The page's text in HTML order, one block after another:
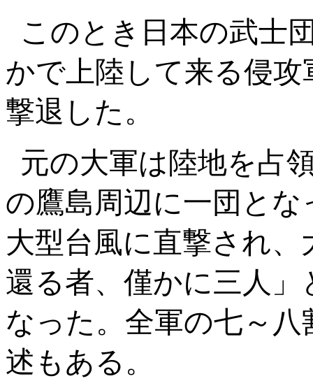
このとき日本の武士
かで上陸して来る侵
撃退した。
元の大軍は陸地を占
の鷹島周辺に一団と
大型台風に直撃され
還る者、僅かに三人
なった。全軍の七～
述もある。